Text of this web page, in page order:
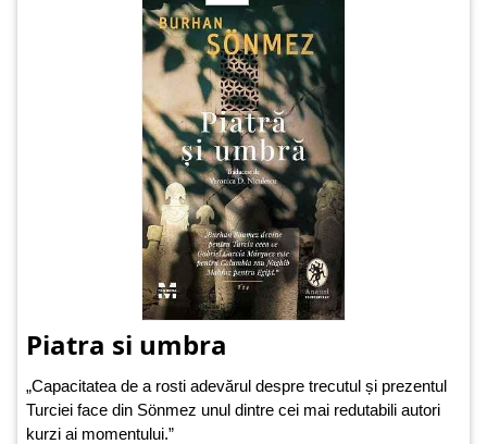
Piatra si umbra
„Capacitatea de a rosti adevărul despre trecutul și prezentul
Turciei face din Sönmez unul dintre cei mai redutabili autori
kurzi ai momentului.”